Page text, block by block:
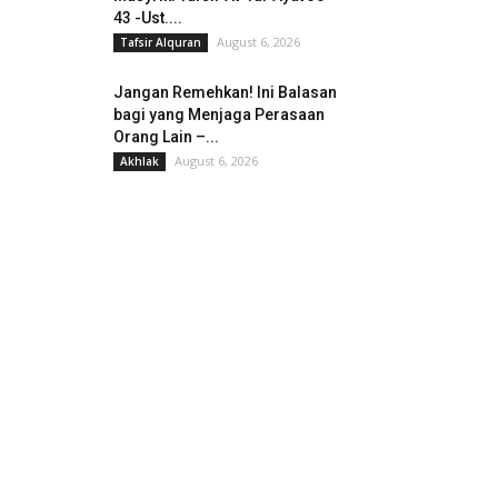
43 -Ust....
Tafsir Alquran August 6, 2026
Jangan Remehkan! Ini Balasan
bagi yang Menjaga Perasaan
Orang Lain –...
Akhlak August 6, 2026